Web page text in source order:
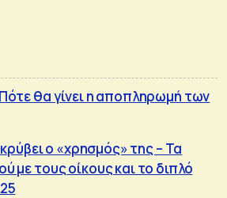
θα γίνει η αποπληρωμή των
ο «χρησμός» της – Τα
με τους οίκους και το διπλό